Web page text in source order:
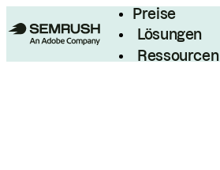
Preise
Lösungen
Ressourcen